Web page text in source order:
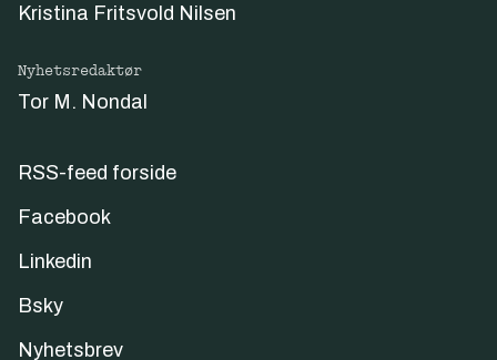
Kristina Fritsvold Nilsen
Nyhetsredaktør
Tor M. Nondal
RSS-feed forside
Facebook
Linkedin
Bsky
Nyhetsbrev